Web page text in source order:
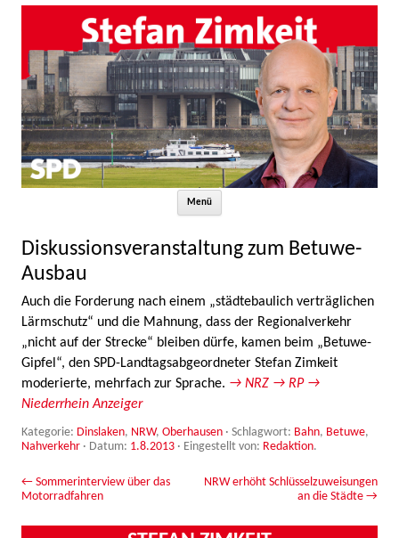
Menü
Diskussionsveranstaltung zum Betuwe-
Ausbau
Auch die Forderung nach einem „städtebaulich verträglichen
Lärmschutz“ und die Mahnung, dass der Regionalverkehr
„nicht auf der Strecke“ bleiben dürfe, kamen beim „Betuwe-
Gipfel“, den SPD-Landtagsabgeordneter Stefan Zimkeit
moderierte, mehrfach zur Sprache. → NRZ → RP →
Niederrhein Anzeiger
Kategorie: Dinslaken, NRW, Oberhausen · Schlagwort: Bahn, Betuwe,
Nahverkehr · Datum: 1.8.2013 · Eingestellt von: Redaktion.
Beitrags-Navigation
← Sommerinterview über das
Motorradfahren
NRW erhöht Schlüsselzuweisungen
an die Städte →